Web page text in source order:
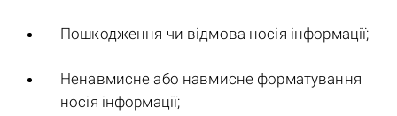
Пошкодження чи відмова носія інформації;
Ненавмисне або навмисне форматування
носія інформації;